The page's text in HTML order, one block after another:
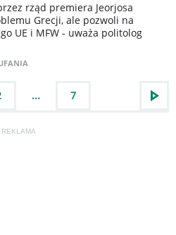
rząd premiera Jeorjosa
Grecji, ale pozwoli na
UE i MFW - uważa politolog
... 7
REKLAMA